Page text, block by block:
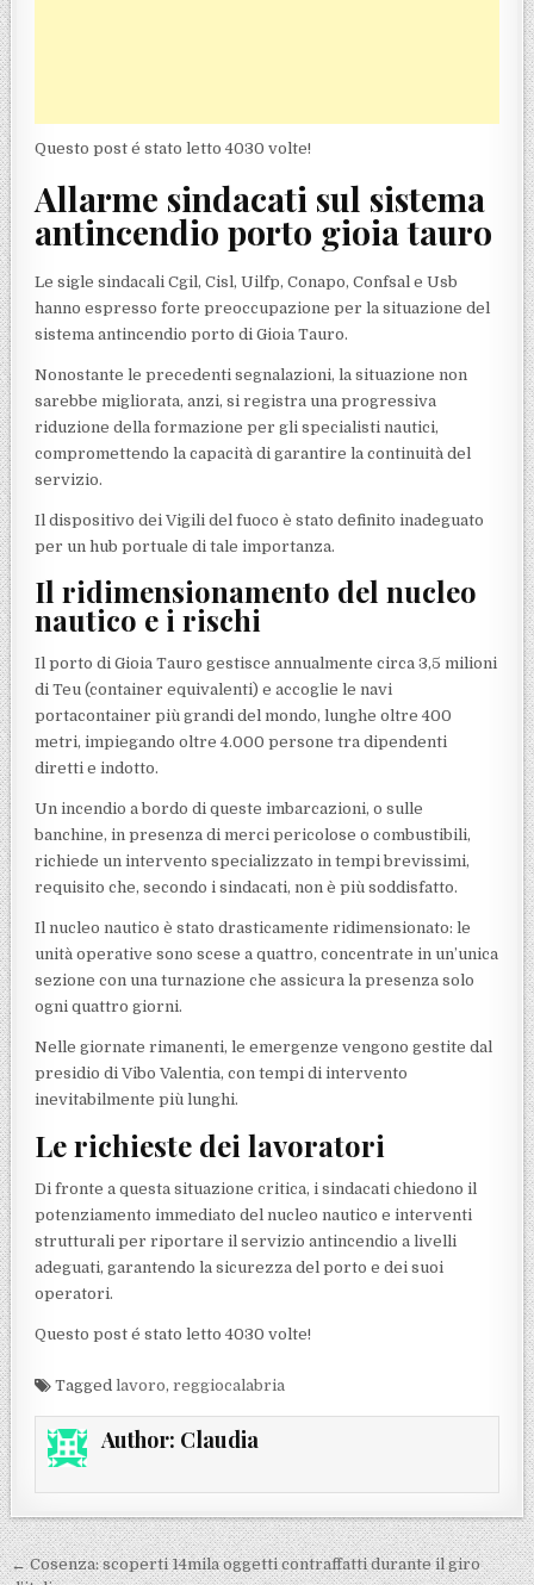
Questo post é stato letto 4030 volte!
Allarme sindacati sul sistema
antincendio porto gioia tauro
Le sigle sindacali Cgil, Cisl, Uilfp, Conapo, Confsal e Usb
hanno espresso forte preoccupazione per la situazione del
sistema antincendio porto di Gioia Tauro.
Nonostante le precedenti segnalazioni, la situazione non
sarebbe migliorata, anzi, si registra una progressiva
riduzione della formazione per gli specialisti nautici,
compromettendo la capacità di garantire la continuità del
servizio.
Il dispositivo dei Vigili del fuoco è stato definito inadeguato
per un hub portuale di tale importanza.
Il ridimensionamento del nucleo
nautico e i rischi
Il porto di Gioia Tauro gestisce annualmente circa 3,5 milioni
di Teu (container equivalenti) e accoglie le navi
portacontainer più grandi del mondo, lunghe oltre 400
metri, impiegando oltre 4.000 persone tra dipendenti
diretti e indotto.
Un incendio a bordo di queste imbarcazioni, o sulle
banchine, in presenza di merci pericolose o combustibili,
richiede un intervento specializzato in tempi brevissimi,
requisito che, secondo i sindacati, non è più soddisfatto.
Il nucleo nautico è stato drasticamente ridimensionato: le
unità operative sono scese a quattro, concentrate in un’unica
sezione con una turnazione che assicura la presenza solo
ogni quattro giorni.
Nelle giornate rimanenti, le emergenze vengono gestite dal
presidio di Vibo Valentia, con tempi di intervento
inevitabilmente più lunghi.
Le richieste dei lavoratori
Di fronte a questa situazione critica, i sindacati chiedono il
potenziamento immediato del nucleo nautico e interventi
strutturali per riportare il servizio antincendio a livelli
adeguati, garantendo la sicurezza del porto e dei suoi
operatori.
Questo post é stato letto 4030 volte!
Taggedlavoro,reggiocalabria
Author: Claudia
Navigazione articoli
← Cosenza: scoperti 14mila oggetti contraffatti durante il giro